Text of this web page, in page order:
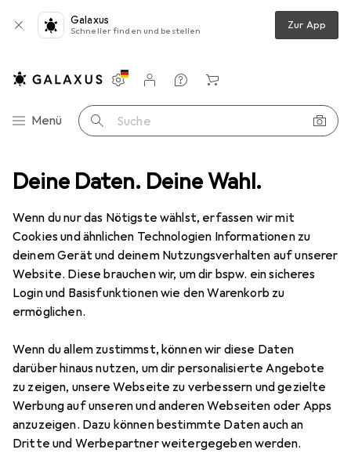
Deine Daten. Deine Wahl.
Wenn du nur das Nötigste wählst, erfassen wir mit
Cookies und ähnlichen Technologien Informationen zu
deinem Gerät und deinem Nutzungsverhalten auf unserer
Website. Diese brauchen wir, um dir bspw. ein sicheres
Login und Basisfunktionen wie den Warenkorb zu
ermöglichen.
Wenn du allem zustimmst, können wir diese Daten
darüber hinaus nutzen, um dir personalisierte Angebote
zu zeigen, unsere Webseite zu verbessern und gezielte
Werbung auf unseren und anderen Webseiten oder Apps
anzuzeigen. Dazu können bestimmte Daten auch an
Dritte und Werbepartner weitergegeben werden.
Galaxus
Schneller finden und bestellen Zur App
Navigation nach Kategorien
Menü Suche
Einstellungen
Kundenkonto
Vergleichslisten
Merklisten
Warenkorb
+ Video Geräte Schutzfolie Dipos Displayschutz Anti-Shock
8 Bilder
DiposDisplayschutz Anti-Shock
EUR
18,99
214
Bewertungen